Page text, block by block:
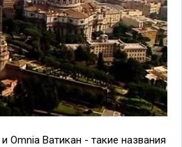
Omnia Ватикан - такие названия